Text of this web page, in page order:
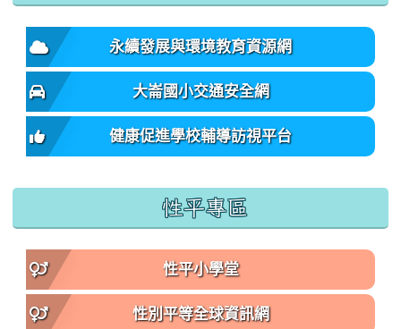
永續發展與環境教育資源網
大崙國小交通安全網
健康促進學校輔導訪視平台
性平專區
性平小學堂
性別平等全球資訊網